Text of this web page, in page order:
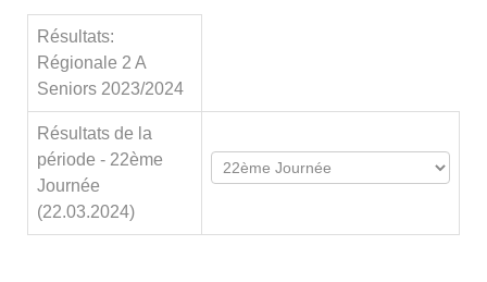
Résultats:
Régionale 2 A
Seniors 2023/2024
Résultats de la
période - 22ème
Journée
(22.03.2024)